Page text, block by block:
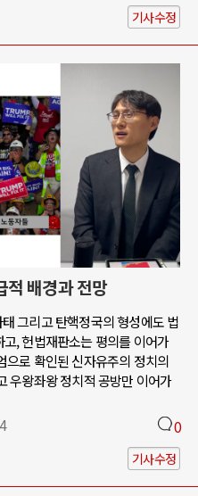
기사수정
적 배경과 전망
그리고 탄핵정국의 형성에도 법
, 헌법재판소는 평의를 이어가
으로 확인된 신자유주의 정치의
우왕좌왕 정치적 공방만 이어가
0
기사수정